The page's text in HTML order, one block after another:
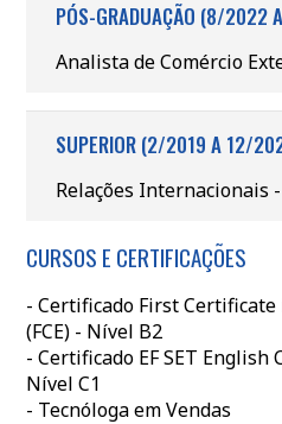
PÓS-GRADUAÇÃO (8/2022
Analista de Comércio
SUPERIOR (2/2019 A 12/
Relações Internacionais -
CURSOS E CERTIFICAÇÕES
- Certificado First
(FCE) - Nível B2
- Certificado EF SET English
Nível C1
- Tecnóloga em Vendas